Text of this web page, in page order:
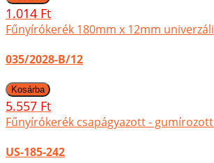
1.014 Ft
Fűnyírókerék 180mm x 12mm
035/2028-B/12
5.557 Ft
Fűnyírókerék csapágyazott -
US-185-242